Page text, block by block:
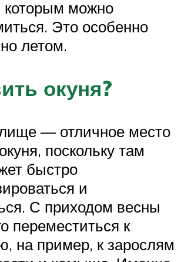
которым можно
Это особенно
летом.
окуня?
— отличное место
поскольку там
быстро
и
С приходом весны
переместиться к
на пример, к зарослям